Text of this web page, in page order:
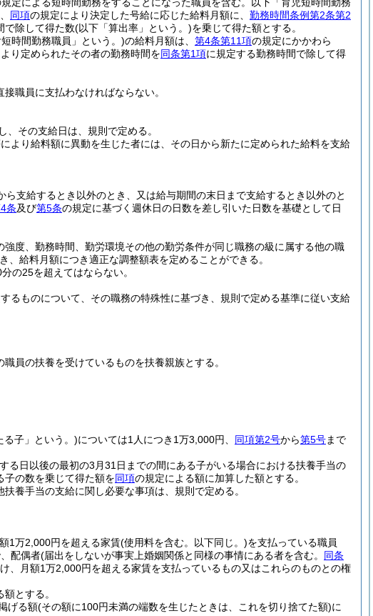
同項の規定により決定した号給に応じた給料月額に、 勤務時間条例第2条第2
で除して得た数(以下「算出率」という。)を乗じて得た額とする。
時間勤務職員」という。)の給料月額は、 第4条第11項の規定にかかわら
り定められたその者の勤務時間を同条第1項に規定する勤務時間で除して得
職員に支払わなければならない。
、その支給日は、規則で定める。
より給料額に異動を生じた者には、その日から新たに定められた給料を支給
支給するとき以外のとき、又は給与期間の末日まで支給するとき以外のと
条及び第5条の規定に基づく週休日の日数を差し引いた日数を基礎として日
度、勤務時間、勤労環境その他の勤労条件が同じ職務の級に属する他の職
給料月額につき適正な調整額表を定めることができる。
の25を超えてはならない。
るものについて、その職務の特殊性に基づき、規則で定める基準に従い支給
員の扶養を受けているものを扶養親族とする。
る子」という。)については1人につき1万3,000円、 同項第2号から第5号まで
日以後の最初の3月31日までの間にある子がいる場合における扶養手当の
の数を乗じて得た額を同項の規定による額に加算した額とする。
養手当の支給に関し必要な事項は、規則で定める。
1万2,000円を超える家賃(使用料を含む。以下同じ。)を支払っている職員
配偶者(届出をしないが事実上婚姻関係と同様の事情にある者を含む。 同条
、月額1万2,000円を超える家賃を支払っているもの又はこれらのものとの権
額とする。
げる額(その額に100円未満の端数を生じたときは、これを切り捨てた額)に